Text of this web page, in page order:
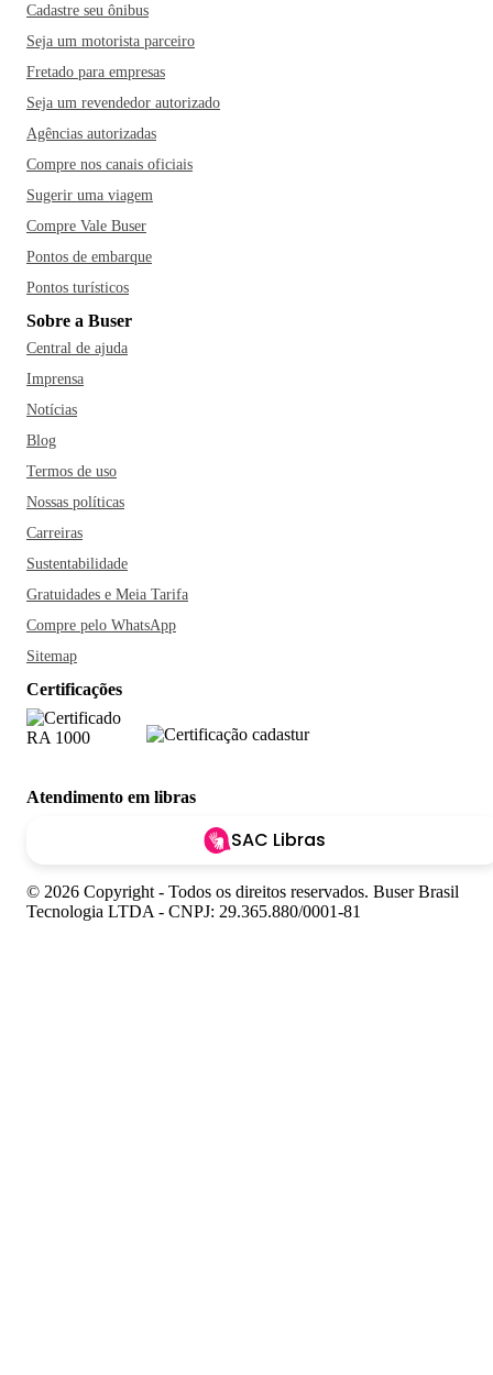
Cadastre seu ônibus
Seja um motorista parceiro
Fretado para empresas
Seja um revendedor autorizado
Agências autorizadas
Compre nos canais oficiais
Sugerir uma viagem
Compre Vale Buser
Pontos de embarque
Pontos turísticos
Sobre a Buser
Central de ajuda
Imprensa
Notícias
Blog
Termos de uso
Nossas políticas
Carreiras
Sustentabilidade
Gratuidades e Meia Tarifa
Compre pelo WhatsApp
Sitemap
Certificações
Atendimento em libras
SAC Libras
© 2026 Copyright - Todos os direitos reservados. Buser Brasil
Tecnologia LTDA - CNPJ: 29.365.880/0001-81